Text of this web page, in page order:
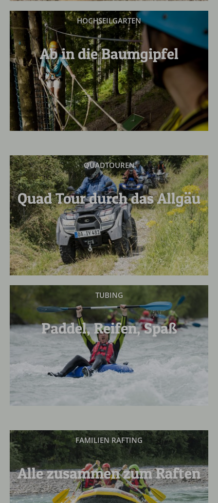
HOCHSEILGARTEN
Ab in die Baumgipfel
QUADTOUREN
Quad Tour durch das Allgäu
TUBING
Paddel, Reifen, Spaß
FAMILIEN RAFTING
Alle zusammen zum Raften